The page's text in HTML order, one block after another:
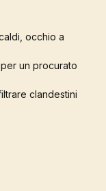
occhio a
un procurato
clandestini